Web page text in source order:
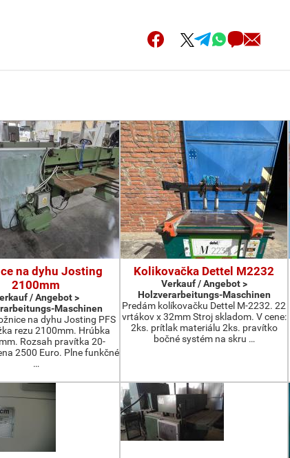
na dyhu Josting
2100mm
/ Angebot >
Maschinen
na dyhu Josting PFS
rezu 2100mm. Hrúbka
Rozsah pravítka 20-
2500 Euro. Plne funkčné
…
Kolikovačka Dettel M2232
Verkauf / Angebot >
Holzverarbeitungs-Maschinen
Predám kolíkovačku Dettel M-2232. 22
vrtákov x 32mm Stroj skladom. V cene:
2ks. prítlak materiálu 2ks. pravítko
bočné systém na skru …